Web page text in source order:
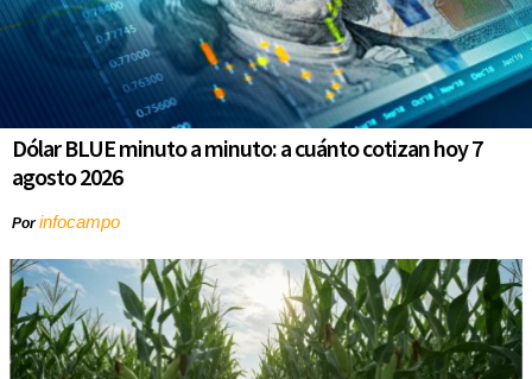
Dólar BLUE minuto a minuto: a cuánto cotizan hoy 7
agosto 2026
Porinfocampo